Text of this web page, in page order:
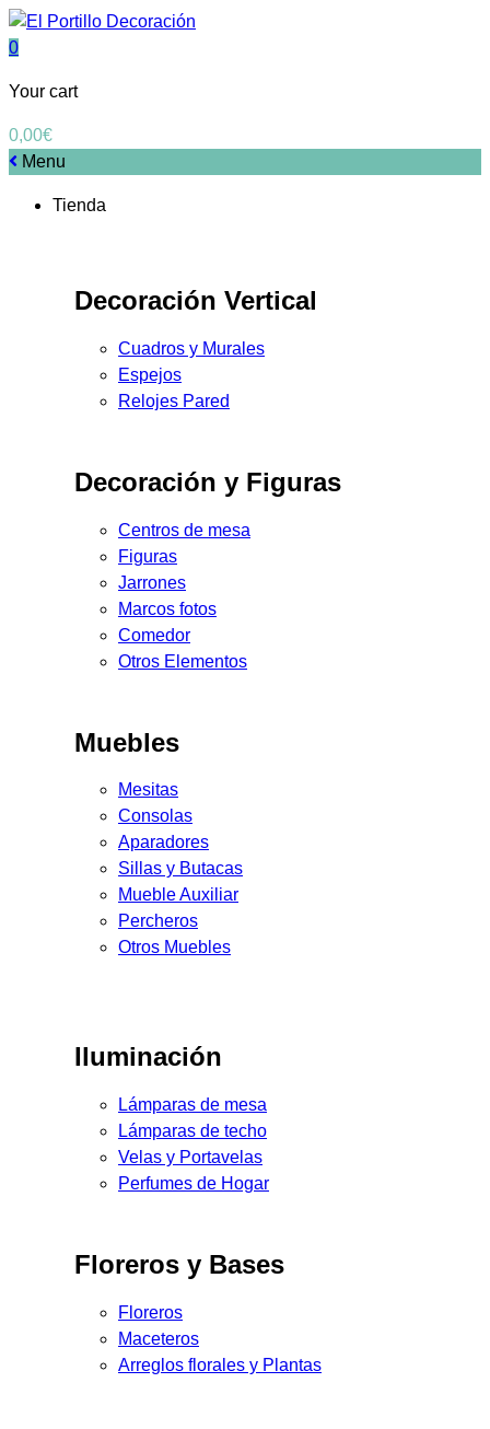
0
Your cart
0,00€
Menu
Tienda
Decoración Vertical
Cuadros y Murales
Espejos
Relojes Pared
Decoración y Figuras
Centros de mesa
Figuras
Jarrones
Marcos fotos
Comedor
Otros Elementos
Muebles
Mesitas
Consolas
Aparadores
Sillas y Butacas
Mueble Auxiliar
Percheros
Otros Muebles
Iluminación
Lámparas de mesa
Lámparas de techo
Velas y Portavelas
Perfumes de Hogar
Floreros y Bases
Floreros
Maceteros
Arreglos florales y Plantas